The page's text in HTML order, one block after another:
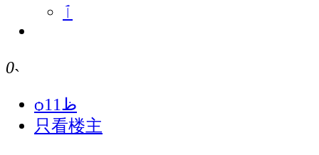
ٱ
0˴
ѻظ11
只看楼主